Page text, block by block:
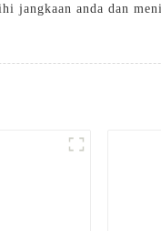
anda dan